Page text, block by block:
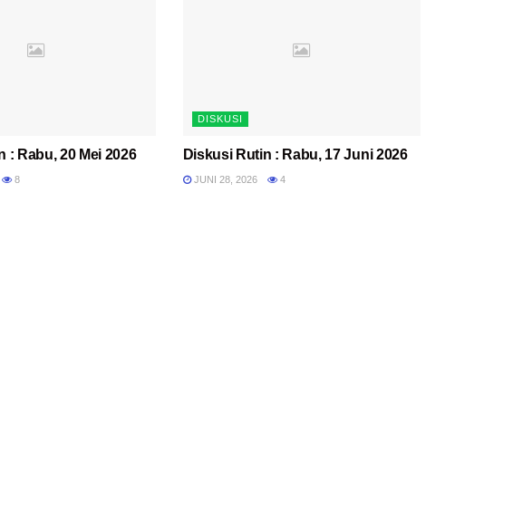
: Rabu, 20 Mei 2026
8
DISKUSI
Diskusi Rutin : Rabu, 17 Juni 2026
JUNI 28, 2026 4